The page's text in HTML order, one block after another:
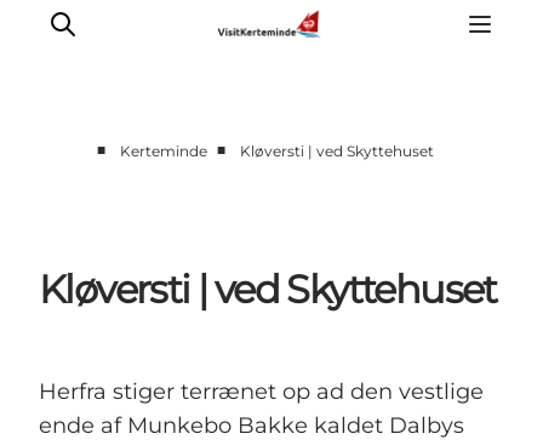
Spis godt
Sov godt
Det sker
Sommerbus
■ Kerteminde ■ Kløversti | ved Skyttehuset
Kløversti | ved Skyttehuset
Herfra stiger terrænet op ad den vestlige
ende af Munkebo Bakke kaldet Dalbys